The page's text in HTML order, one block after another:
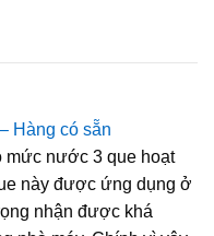
Hàng có sẵn
mức nước 3 que hoạt
này được ứng dụng ở
nhận được khá